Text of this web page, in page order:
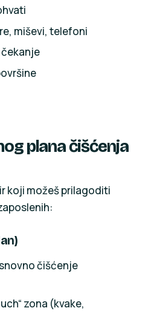
miševi, telefoni
plana čišćenja
koji možeš prilagoditi
čišćenje
zona (kvake,